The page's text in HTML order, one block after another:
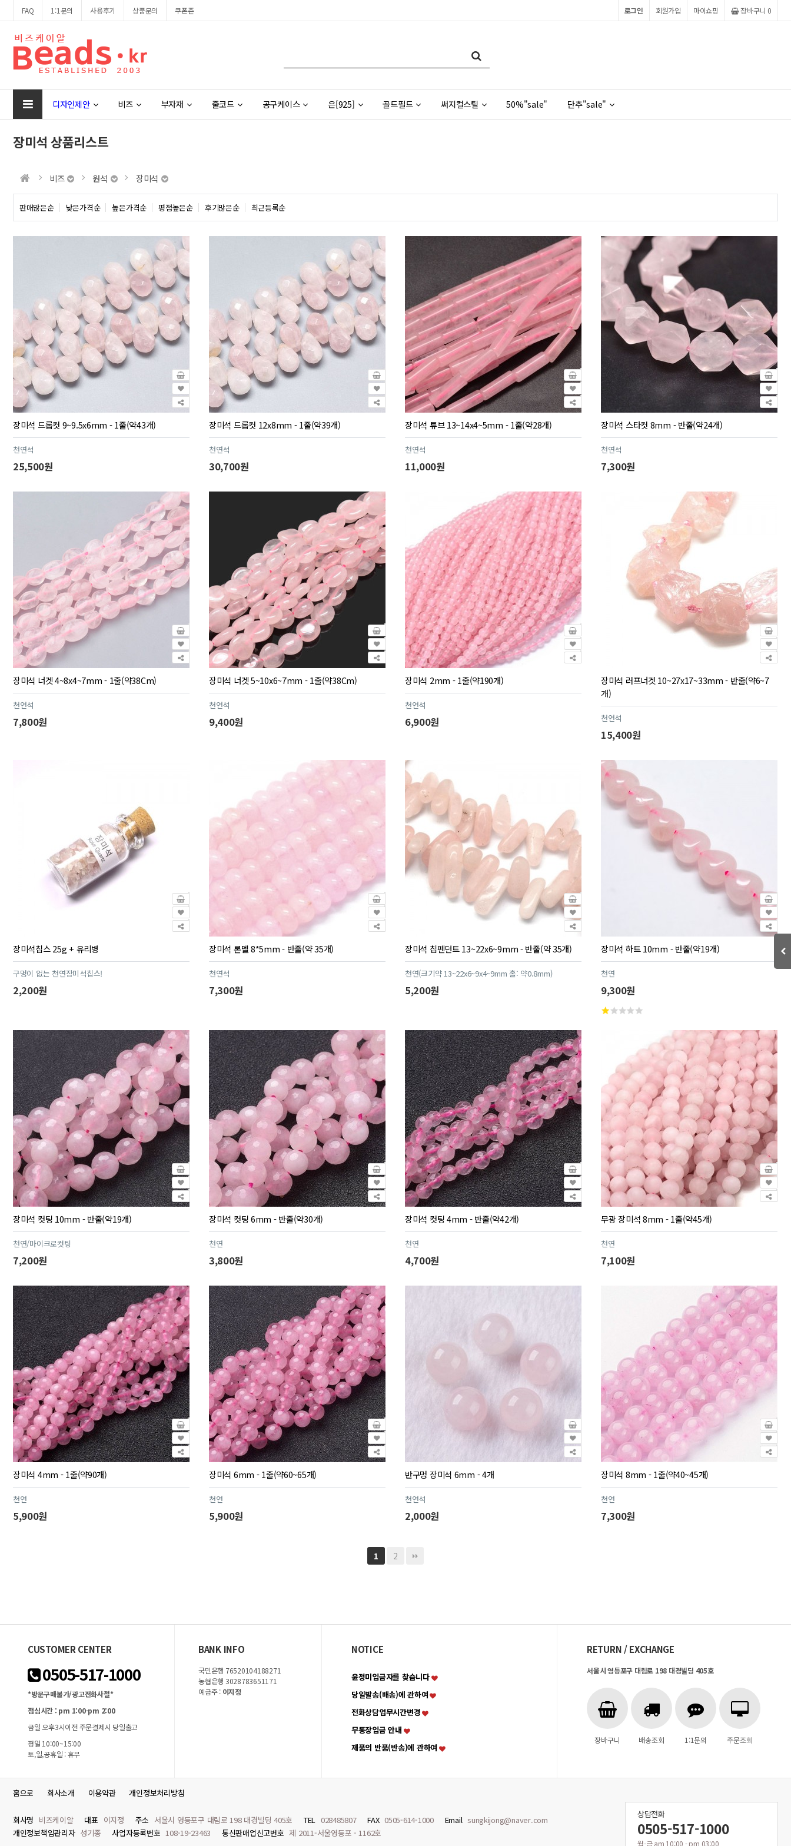
FAQ 1:1문의 사용후기 상품문의 쿠폰존 장바구니 0
마이쇼핑
회원가입
로그인
디자인제안 비즈 부자재 줄코드 공구케이스 은[925] 골드필드 써지컬스틸 50%"sale" 단추"sale"
장미석 상품리스트
비즈 원석 장미석
판매많은순 낮은가격순 높은가격순 평점높은순 후기많은순 최근등록순
장미석 드롭컷 9~9.5x6mm - 1줄(약43개)
천연석
25,500원
장미석 드롭컷 12x8mm - 1줄(약39개)
천연석
30,700원
장미석 튜브 13~14x4~5mm - 1줄(약28개)
천연석
11,000원
장미석 스타컷 8mm - 반줄(약24개)
천연석
7,300원
장미석 너겟 4~8x4~7mm - 1줄(약38Cm)
천연석
7,800원
장미석 너겟 5~10x6~7mm - 1줄(약38Cm)
천연석
9,400원
장미석 2mm - 1줄(약190개)
천연석
6,900원
장미석 러프너겟 10~27x17~33mm - 반줄(약6~7
개)
천연석
15,400원
장미석칩스 25g + 유리병
구멍이 없는 천연장미석칩스!
2,200원
장미석 론델 8*5mm - 반줄(약 35개)
천연석
7,300원
장미석 칩펜던트 13~22x6~9mm - 반줄(약 35개)
천연(크기약 13~22x6~9x4~9mm 홀: 약0.8mm)
5,200원
장미석 하트 10mm - 반줄(약19개)
천연
9,300원
장미석 컷팅 10mm - 반줄(약19개)
천연/마이크로컷팅
7,200원
장미석 컷팅 6mm - 반줄(약30개)
천연
3,800원
장미석 컷팅 4mm - 반줄(약42개)
천연
4,700원
무광 장미석 8mm - 1줄(약45개)
천연
7,100원
장미석 4mm - 1줄(약90개)
천연
5,900원
장미석 6mm - 1줄(약60~65개)
천연
5,900원
반구멍 장미석 6mm - 4개
천연석
2,000원
장미석 8mm - 1줄(약40~45개)
천연
7,300원
1 2
CUSTOMER CENTER
0505-517-1000
*방문구매불가/광고전화사절*
점심시간 : pm 1:00-pm 2:00
금일 오후3시이전 주문결제시 당일출고
평일 10:00~15:00
토,일,공휴일 : 휴무
BANK INFO
국민은행 76520104188271
농협은행 3028783651171
예금주 : 이지정
NOTICE
윤정미입금자를 찾습니다
당일발송(배송)에 관하여
전화상담업무시간변경
무통장입금 안내
제품의 반품(반송)에 관하여
RETURN / EXCHANGE
서울시 영등포구 대림로 198 대경빌딩 405호
장바구니 배송조회 1:1문의 주문조회
홈으로 회사소개 이용약관 개인정보처리방침
회사명 비즈케이알 대표 이지정 주소 서울시 영등포구 대림로 198 대경빌딩 405호 TEL 028485807 FAX 0505-614-1000 Email sungkijong@naver.com
개인정보책임관리자 성기종 사업자등록번호 108-19-23463 통신판매업신고번호 제 2011-서울영등포 - 1162호
상담전화
0505-517-1000
월-금 am 10:00 - pm 03:00